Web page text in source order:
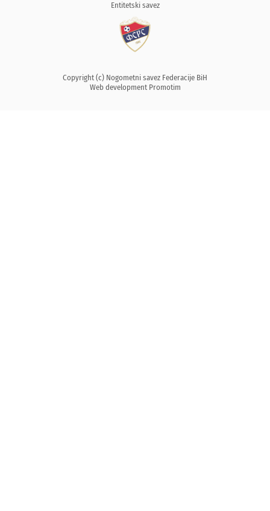
Entitetski savez
Copyright (c) Nogometni savez Federacije BiH
Web development Promotim